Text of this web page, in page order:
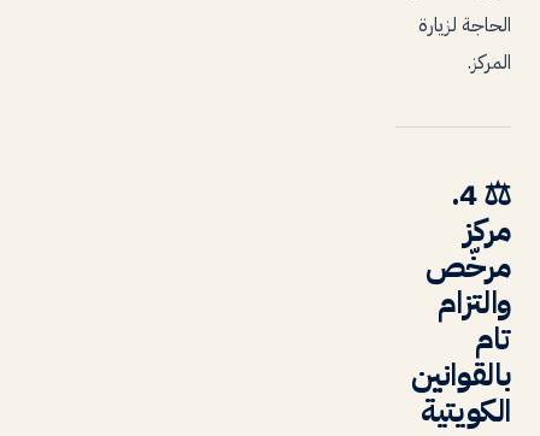
الحاجة لزيارة
المركز.
⚖️
4.
مركز
مرخّص
والتزام
تام
بالقوانين
الكويتية